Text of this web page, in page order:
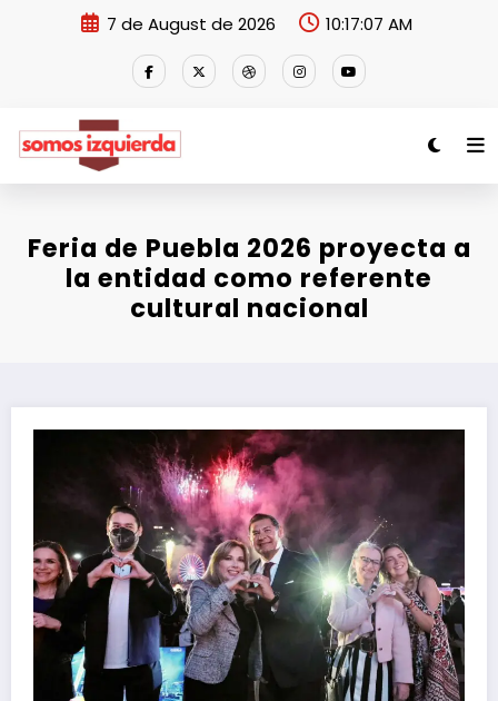
7 de August de 2026 10:17:07 AM
Feria de Puebla 2026 proyecta a
la entidad como referente
cultural nacional